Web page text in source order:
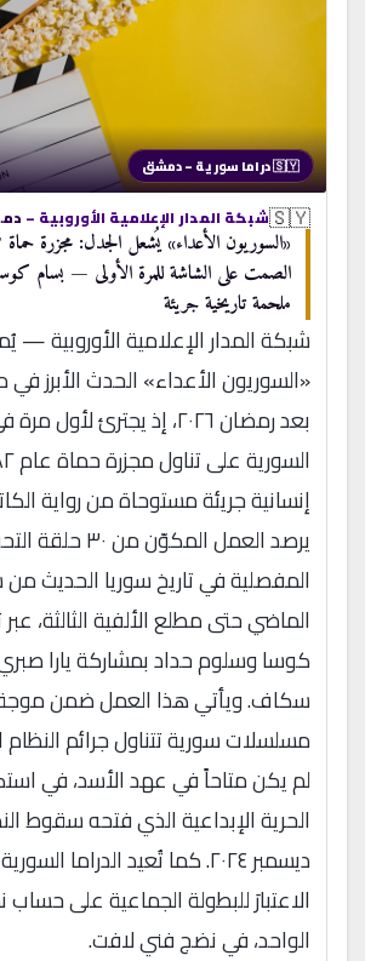
🇸🇾 دراما سورية – دمشق
🇸🇾شبكة المدار الإعلامية الأوروبية –
الصمت على الشاشة للمرة الأولى — بسام
ملحمة تاريخية جريئة
شبكة المدار الإعلامية الأوروبية
«السوريون الأعداء» الحدث الأبرز
بعد رمضان ٢٠٢٦، إذ يجترئ
إنسانية جريئة مستوحاة من رواية
يرصد العمل المكوّن من
المفصلية في تاريخ سوريا الحديث من
الماضي حتى مطلع الألفية الثالثة، عبر
كوسا وسلوم حداد بمشاركة يارا
سكاف. ويأتي هذا العمل ضمن
مسلسلات سورية تتناول جرائم
لم يكن متاحاً في عهد الأسد، في
الحرية الإبداعية الذي فتحه سقوط
ديسمبر ٢٠٢٤. كما تُعيد الدراما
الاعتبارَ للبطولة الجماعية على
الواحد، في نضج فني لافت.